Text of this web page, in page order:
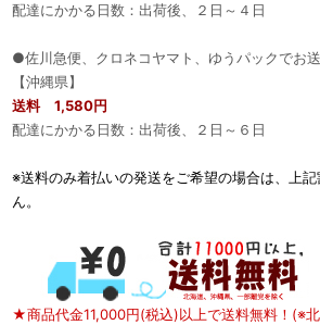
配達にかかる日数：出荷後、２日～４日
●佐川急便、クロネコヤマト、ゆうパックでお
【沖縄県】
送料 1,580円
配達にかかる日数：出荷後、２日～６日
※送料のみ着払いの発送をご希望の場合は、上
ん。
★商品代金11,000円(税込)以上で送料無料！(※